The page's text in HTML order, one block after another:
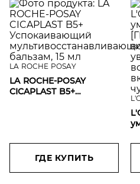
LA ROCHE POSAY
LA ROCHE-POSAY
CICAPLAST B5+
мультивосстанавливающий
ГДЕ КУПИТЬ